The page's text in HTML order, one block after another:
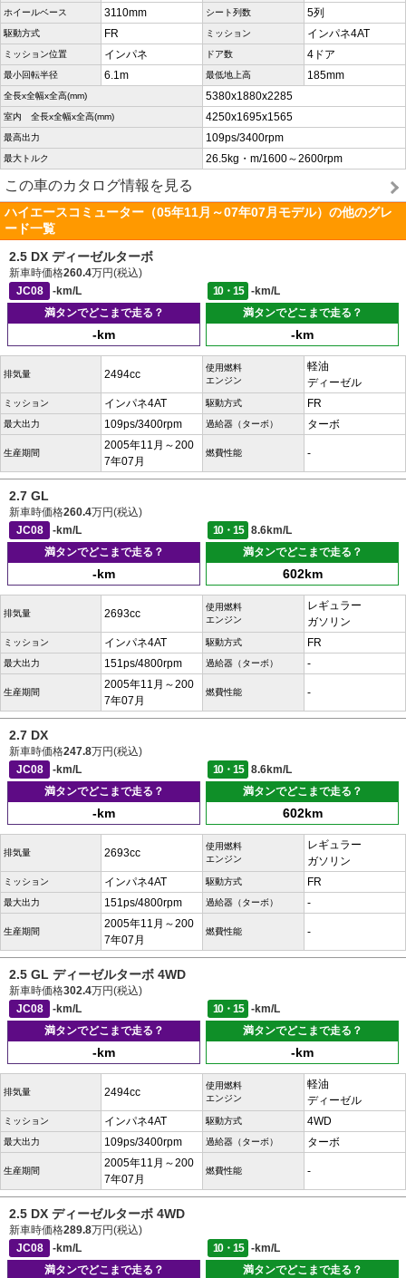
ホイールベース 3110mm シート列数 5列
駆動方式 FR ミッション インパネ4AT
ミッション位置 インパネ ドア数 4ドア
最小回転半径 6.1m 最低地上高 185mm
全長x全幅x全高(mm) 5380x1880x2285
室内 全長x全幅x全高(mm) 4250x1695x1565
最高出力 109ps/3400rpm
最大トルク 26.5kg・m/1600～2600rpm
この車のカタログ情報を見る
ハイエースコミューター（05年11月～07年07月モデル）の他のグレ
ード一覧
2.5 DX ディーゼルターボ
新車時価格260.4万円(税込)
JC08
-km/L 10・15
-km/L
満タンでどこまで走る？
-km
満タンでどこまで走る？
-km
排気量 2494cc
使用燃料
エンジン
軽油
ディーゼル
ミッション インパネ4AT 駆動方式 FR
最大出力 109ps/3400rpm 過給器（ターボ） ターボ
生産期間
2005年11月～200
7年07月
燃費性能 -
2.7 GL
新車時価格260.4万円(税込)
JC08
-km/L 10・15
8.6km/L
満タンでどこまで走る？
-km
満タンでどこまで走る？
602km
排気量 2693cc
使用燃料
エンジン
レギュラー
ガソリン
ミッション インパネ4AT 駆動方式 FR
最大出力 151ps/4800rpm 過給器（ターボ） -
生産期間
2005年11月～200
7年07月
燃費性能 -
2.7 DX
新車時価格247.8万円(税込)
JC08
-km/L 10・15
8.6km/L
満タンでどこまで走る？
-km
満タンでどこまで走る？
602km
排気量 2693cc
使用燃料
エンジン
レギュラー
ガソリン
ミッション インパネ4AT 駆動方式 FR
最大出力 151ps/4800rpm 過給器（ターボ） -
生産期間
2005年11月～200
7年07月
燃費性能 -
2.5 GL ディーゼルターボ 4WD
新車時価格302.4万円(税込)
JC08
-km/L 10・15
-km/L
満タンでどこまで走る？
-km
満タンでどこまで走る？
-km
排気量 2494cc
使用燃料
エンジン
軽油
ディーゼル
ミッション インパネ4AT 駆動方式 4WD
最大出力 109ps/3400rpm 過給器（ターボ） ターボ
生産期間
2005年11月～200
7年07月
燃費性能 -
2.5 DX ディーゼルターボ 4WD
新車時価格289.8万円(税込)
JC08
-km/L 10・15
-km/L
満タンでどこまで走る？
満タンでどこまで走る？